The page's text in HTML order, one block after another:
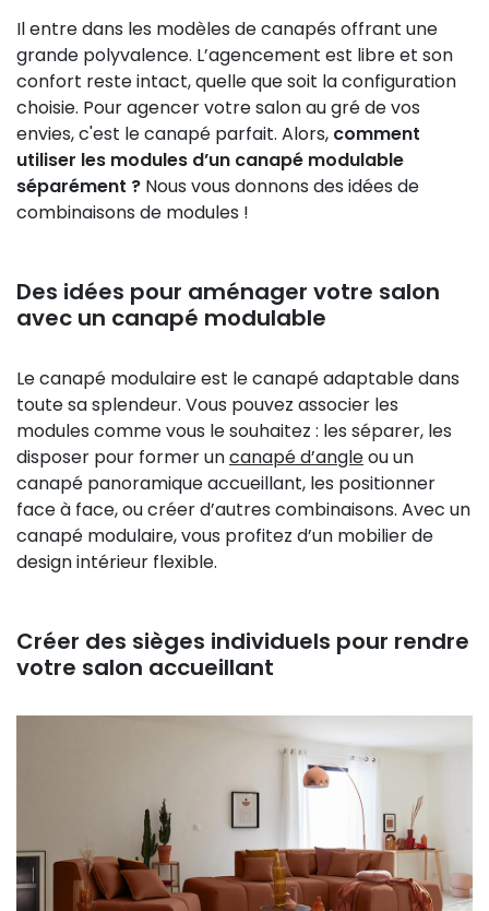
Il entre dans les modèles de canapés offrant une
grande polyvalence. L’agencement est libre et son
confort reste intact, quelle que soit la configuration
choisie. Pour agencer votre salon au gré de vos
envies, c'est le canapé parfait. Alors, comment
utiliser les modules d’un canapé modulable
séparément ? Nous vous donnons des idées de
combinaisons de modules !
Des idées pour aménager votre salon
avec un canapé modulable
Le canapé modulaire est le canapé adaptable dans
toute sa splendeur. Vous pouvez associer les
modules comme vous le souhaitez : les séparer, les
disposer pour former uncanapé d’angleou un
canapé panoramique accueillant, les positionner
face à face, ou créer d’autres combinaisons. Avec un
canapé modulaire, vous profitez d’un mobilier de
design intérieur flexible.
Créer des sièges individuels pour rendre
votre salon accueillant